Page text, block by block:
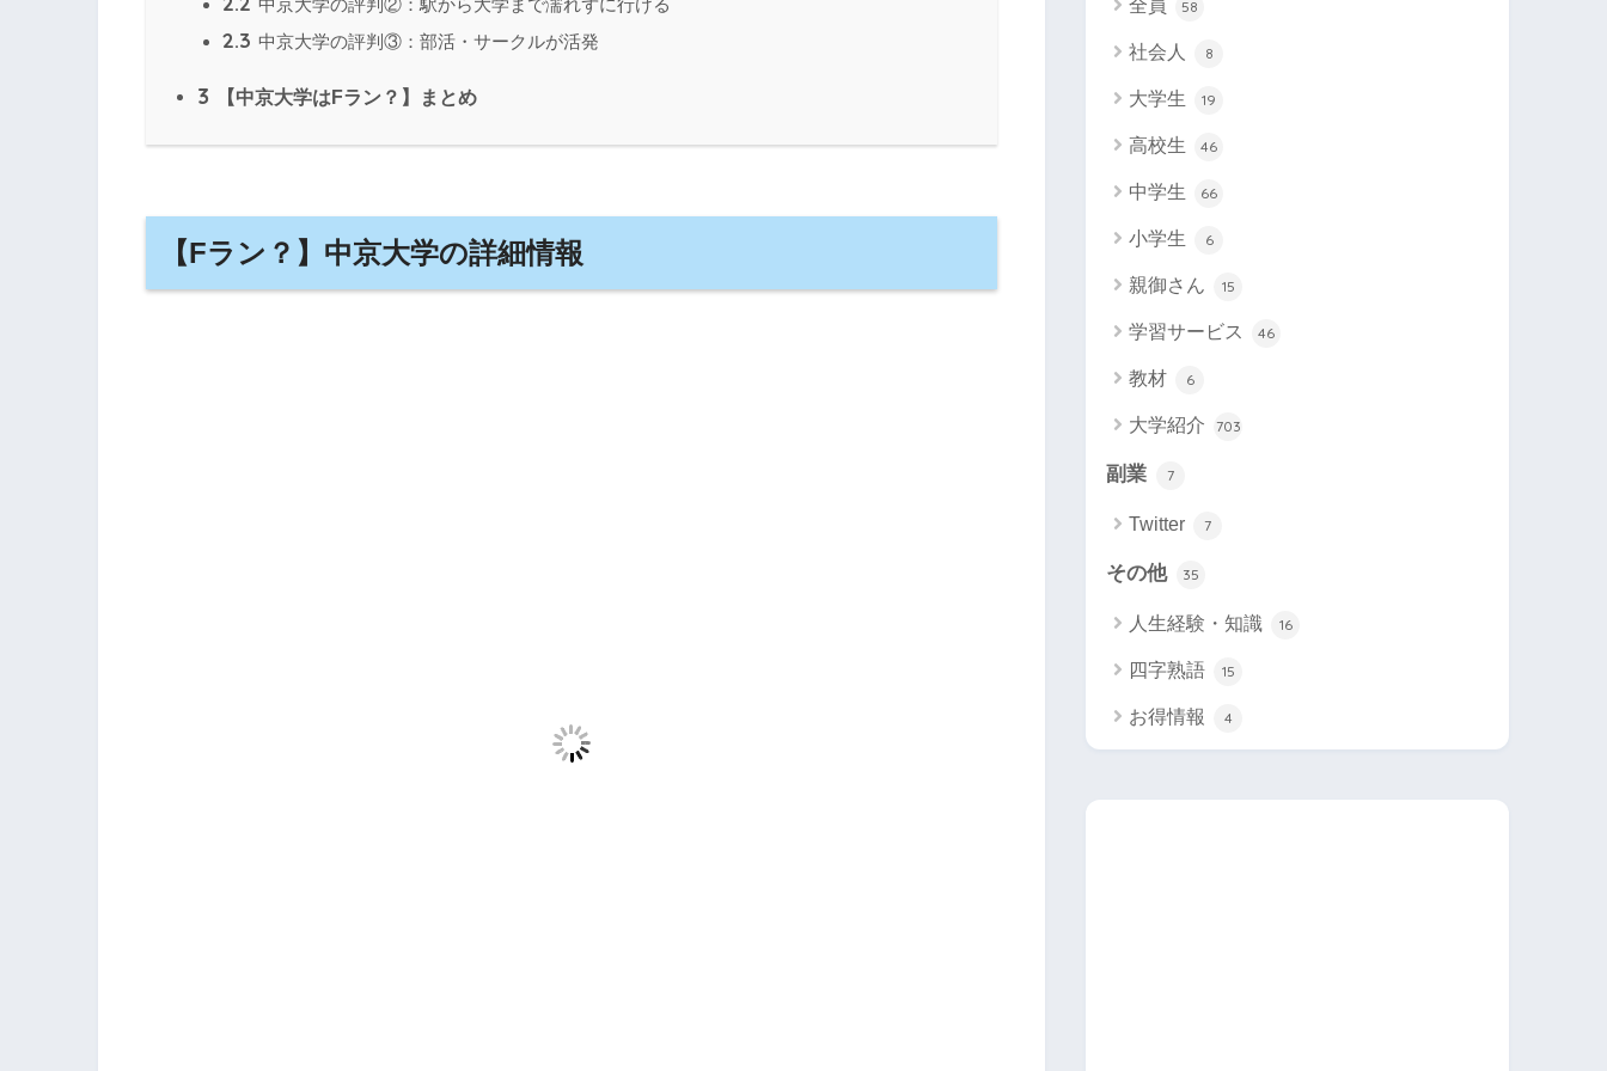
2.3 中京大学の評判③：部活・サークルが活発
3 【中京大学はFラン？】まとめ
【Fラン？】中京大学の詳細情報
全員 58
社会人 8
大学生 19
高校生 46
中学生 66
小学生 6
親御さん 15
学習サービス 46
教材 6
大学紹介 703
副業 7
Twitter 7
その他 35
人生経験・知識 16
四字熟語 15
お得情報 4